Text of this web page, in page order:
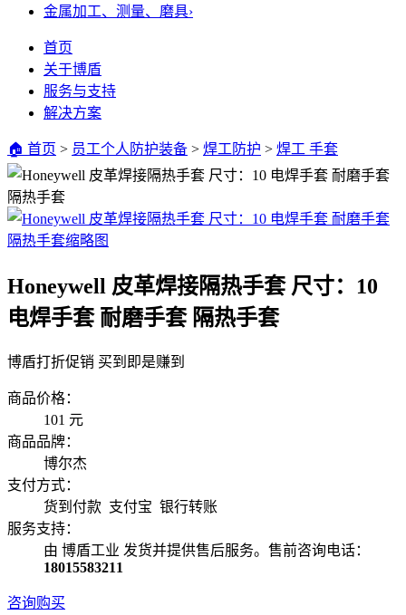
金属加工、测量、磨具›
首页
关于博盾
服务与支持
解决方案
🏠 首页 > 员工个人防护装备 > 焊工防护 > 焊工 手套
Honeywell 皮革焊接隔热手套 尺寸：10
电焊手套 耐磨手套 隔热手套
博盾打折促销 买到即是赚到
商品价格：
101 元
商品品牌：
博尔杰
支付方式：
货到付款 支付宝 银行转账
服务支持：
由 博盾工业 发货并提供售后服务。售前咨询电话：
18015583211
咨询购买